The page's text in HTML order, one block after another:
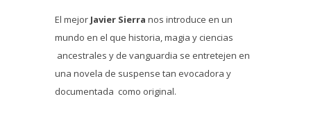
El mejor Javier Sierra nos introduce en un
mundo en el que historia, magia y ciencias
ancestrales y de vanguardia se entretejen en
una novela de suspense tan evocadora y
documentada como original.